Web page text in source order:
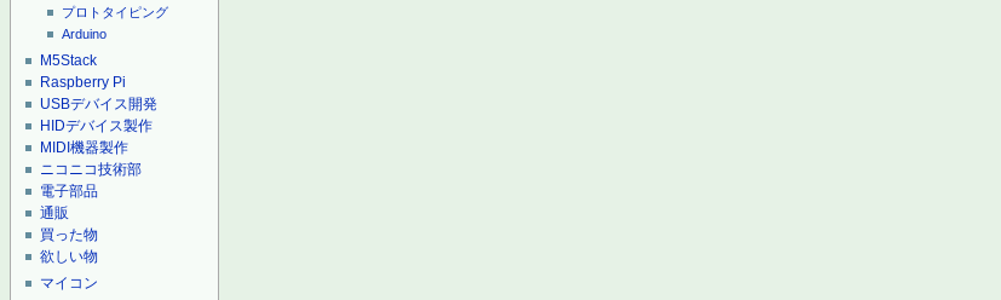
プロトタイピング
Arduino
M5Stack
Raspberry Pi
USBデバイス開発
HIDデバイス製作
MIDI機器製作
ニコニコ技術部
電子部品
通販
買った物
欲しい物
マイコン